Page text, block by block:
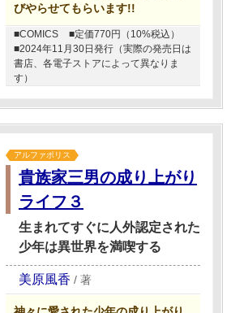
びやらせてもらいます!!
■COMICS
■定価770円（10%税込）
■2024年11月30日発行（実際の発売日は
書店、各電子ストアによって異なりま
す）
アルファポリス
貴族家三男の成り上がり
ライフ３
生まれてすぐに人外認定された
少年は異世界を満喫する
美原風香 / 著